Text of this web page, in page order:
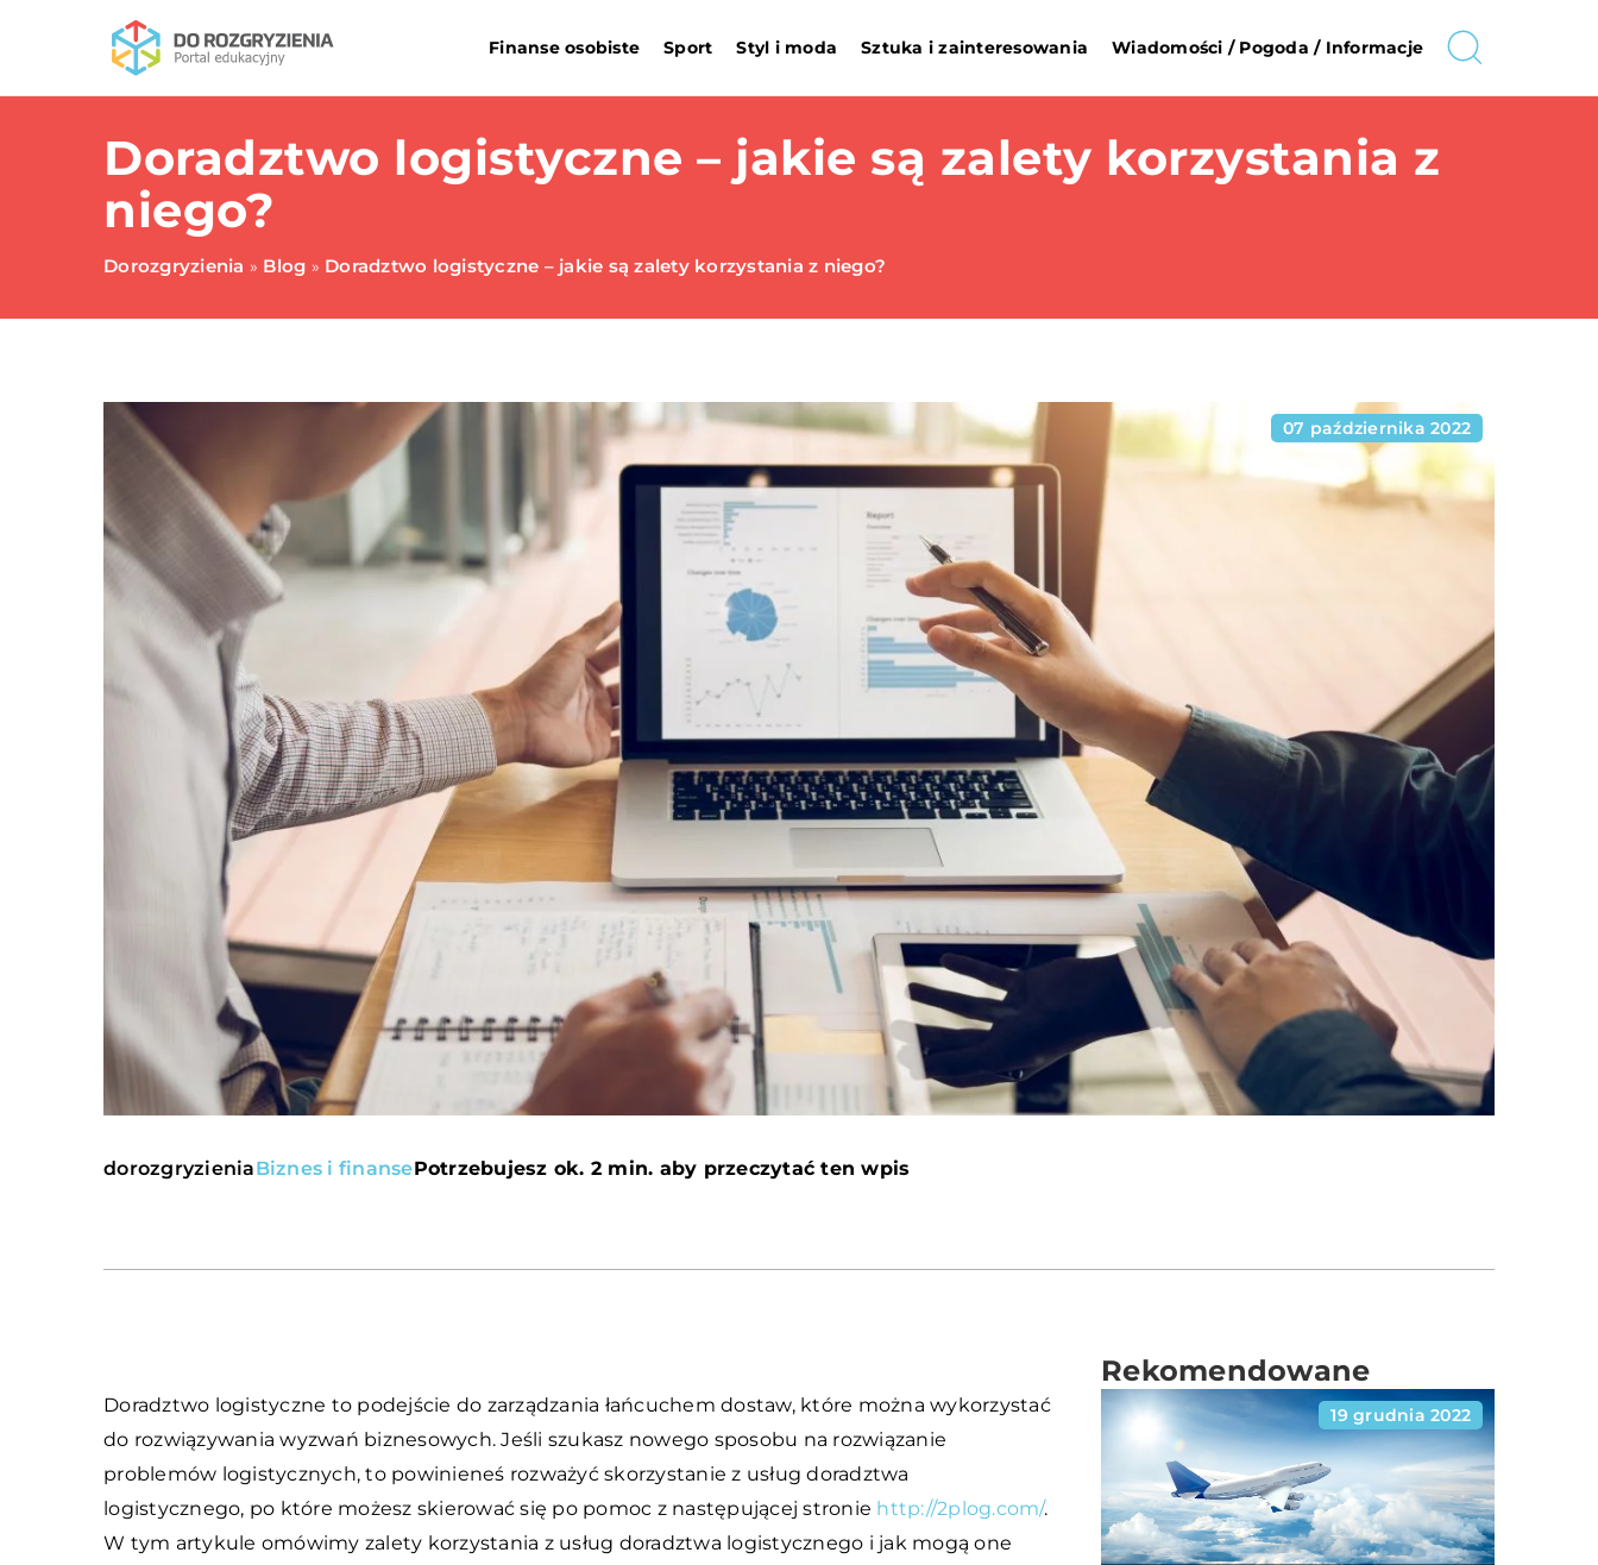
Finanse osobiste Sport Styl i moda Sztuka i zainteresowania Wiadomości / Pogoda / Informacje
Doradztwo logistyczne – jakie są zalety korzystania z
niego?
Dorozgryzienia » Blog » Doradztwo logistyczne – jakie są zalety korzystania z niego?
07 października 2022
dorozgryzieniaBiznes i finansePotrzebujesz ok. 2 min. aby przeczytać ten wpis
Doradztwo logistyczne to podejście do zarządzania łańcuchem dostaw, które można wykorzystać
do rozwiązywania wyzwań biznesowych. Jeśli szukasz nowego sposobu na rozwiązanie
problemów logistycznych, to powinieneś rozważyć skorzystanie z usług doradztwa
logistycznego, po które możesz skierować się po pomoc z następującej stronie http://2plog.com/.
W tym artykule omówimy zalety korzystania z usług doradztwa logistycznego i jak mogą one
Rekomendowane
19 grudnia 2022